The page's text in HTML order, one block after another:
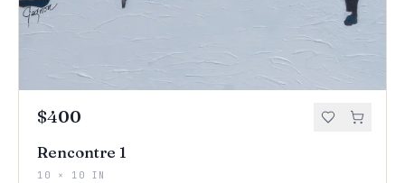
$400
Rencontre 1
10 × 10 IN